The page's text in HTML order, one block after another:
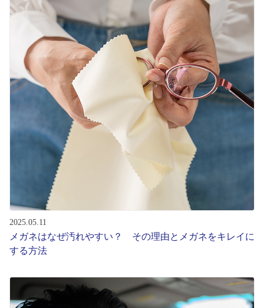
2025.05.11
メガネはなぜ汚れやすい？ その理由とメガネをキレイに
する方法